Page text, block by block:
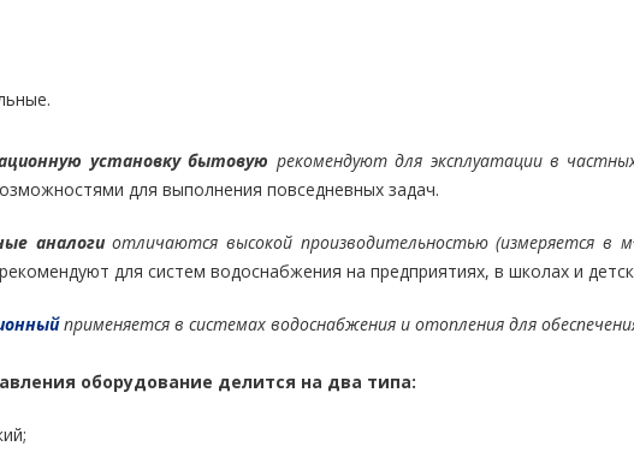
установку бытовую рекомендуют для эксплуатации в
для выполнения повседневных задач.
аналогиотличаются высокой производительностью (измеряется в м
для систем водоснабжения на предприятиях, в школах и
применяется в системах водоснабжения и отопления для
оборудование делится на два типа: